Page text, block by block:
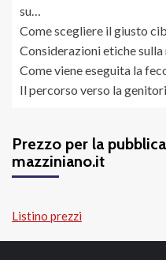
su…
Come scegliere il giusto
Considerazioni etiche
Come viene eseguita la
Il percorso verso la
Prezzo per la
mazziniano.it
Listino prezzi